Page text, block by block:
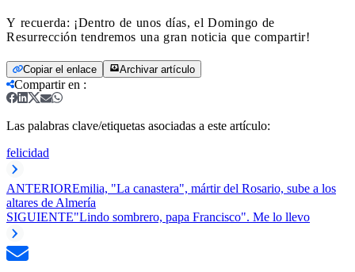
Y recuerda: ¡Dentro de unos días, el Domingo de
Resurrección tendremos una gran noticia que compartir!
Copiar el enlace Archivar artículo
Compartir en :
Las palabras clave/etiquetas asociadas a este artículo:
felicidad
ANTERIOREmilia, "La canastera", mártir del Rosario, sube a los
altares de Almería
SIGUIENTE"Lindo sombrero, papa Francisco". Me lo llevo